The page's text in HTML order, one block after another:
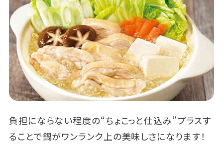
負担にならない程度の“ちょこっと仕込み”プラスす
ることで鍋がワンランク上の美味しさになります！